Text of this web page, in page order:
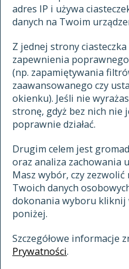
adres IP i używa
danych na Twoim
Z jednej strony
zapewnienia
(np. zapamiętywania
zaawansowanego czy
okienku). Jeśli nie
stronę, gdyż bez nich nie
poprawnie działać.
Drugim celem jest
oraz analiza zachowania
Masz wybór, czy
Twoich danych
dokonania wyboru kliknij
poniżej.
Szczegółowe informacje
Prywatności.
źródła
autorzy tekstów źródłowych
zasady opracowania
statystyki
najnowsze hasła
ostatnio zmodyfikowane hasła
materiały archiwalne
cytowanie
kontakt
JĘZYKA
XVII I
zaczynające się od